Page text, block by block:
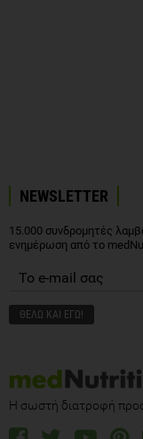
NEWSLETTER
15.000 συνδρομητές
ενημέρωση από το
Η σωστή διατροφή